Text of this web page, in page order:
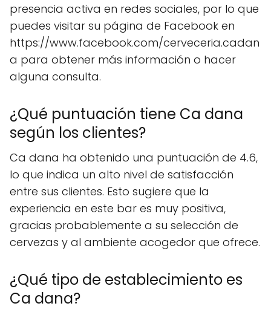
presencia activa en redes sociales, por lo que
puedes visitar su página de Facebook en
https://www.facebook.com/cerveceria.cadan
a para obtener más información o hacer
alguna consulta.
¿Qué puntuación tiene Ca dana
según los clientes?
Ca dana ha obtenido una puntuación de 4.6,
lo que indica un alto nivel de satisfacción
entre sus clientes. Esto sugiere que la
experiencia en este bar es muy positiva,
gracias probablemente a su selección de
cervezas y al ambiente acogedor que ofrece.
¿Qué tipo de establecimiento es
Ca dana?